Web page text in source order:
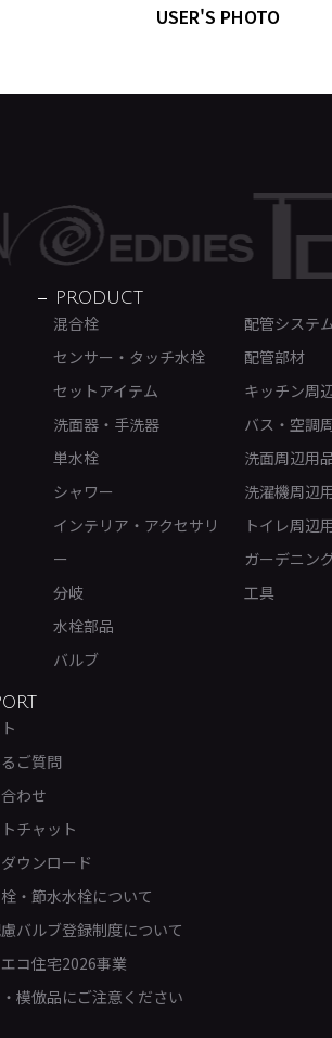
USER'S PHOTO
PRODUCT
混合栓
センサー・タッチ水栓
セットアイテム
洗面器・手洗器
単水栓
シャワー
インテリア・アクセサリ
ー
分岐
水栓部品
バルブ
配管システ
配管部材
キッチン周
バス・空調
洗面周辺用
洗濯機周辺
トイレ周辺
ガーデニン
工具
ご質問
わせ
チャット
ウンロード
・節水水栓について
バルブ登録制度について
コ住宅2026事業
模倣品にご注意ください